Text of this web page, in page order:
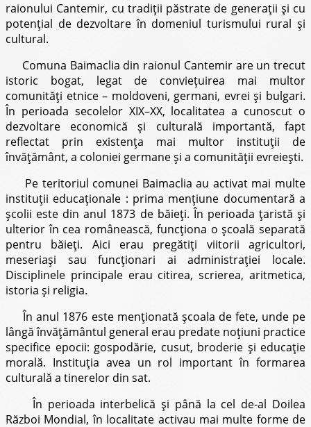
raionului Cantemir, cu tradiţii păstrate de generaţii şi cu
potenţial de dezvoltare în domeniul turismului rural şi
cultural.
Comuna Baimaclia din raionul Cantemir are un trecut
istoric bogat, legat de convieţuirea mai multor
comunităţi etnice – moldoveni, germani, evrei şi bulgari.
În perioada secolelor XIX–XX, localitatea a cunoscut o
dezvoltare economică şi culturală importantă, fapt
reflectat prin existenţa mai multor instituţii de
învăţământ, a coloniei germane şi a comunităţii evreieşti.
Pe teritoriul comunei Baimaclia au activat mai multe
instituţii educaţionale : prima menţiune documentară a
şcolii este din anul 1873 de băieţi. În perioada ţaristă şi
ulterior în cea românească, funcţiona o şcoală separată
pentru băieţi. Aici erau pregătiţi viitorii agricultori,
meseriaşi sau funcţionari ai administraţiei locale.
Disciplinele principale erau citirea, scrierea, aritmetica,
istoria şi religia.
În anul 1876 este menţionată şcoala de fete, unde pe
lângă învăţământul general erau predate noţiuni practice
specifice epocii: gospodărie, cusut, broderie şi educaţie
morală. Instituţia avea un rol important în formarea
culturală a tinerelor din sat.
În perioada interbelică şi până la cel de-al Doilea
Război Mondial, în localitate activau mai multe forme de